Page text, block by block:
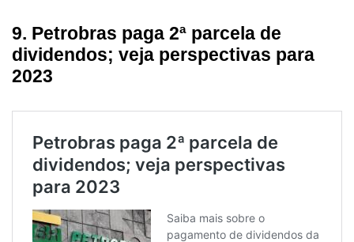
9. Petrobras paga 2ª parcela de
dividendos; veja perspectivas para
2023